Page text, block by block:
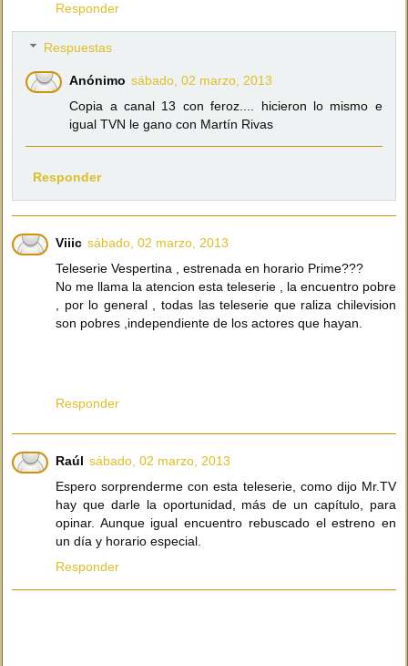
Responder
Respuestas
Anónimo sábado, 02 marzo, 2013
Copia a canal 13 con feroz.... hicieron lo mismo e
igual TVN le gano con Martín Rivas
Responder
Viiic sábado, 02 marzo, 2013
Teleserie Vespertina , estrenada en horario Prime???
No me llama la atencion esta teleserie , la encuentro pobre
, por lo general , todas las teleserie que raliza chilevision
son pobres ,independiente de los actores que hayan.
Responder
Raúl sábado, 02 marzo, 2013
Espero sorprenderme con esta teleserie, como dijo Mr.TV
hay que darle la oportunidad, más de un capítulo, para
opinar. Aunque igual encuentro rebuscado el estreno en
un día y horario especial.
Responder